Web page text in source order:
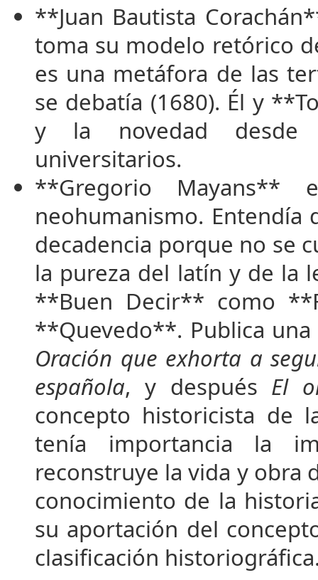
**Juan Bautista
toma su modelo retórico
es una metáfora de las
se debatía (1680). Él y
y la novedad desde
universitarios.
**Gregorio
neohumanismo. Entendía
decadencia porque no se
la pureza del latín y de la
**Buen Decir** como
**Quevedo**. Publica
Oración que exhorta a
española, y después El
concepto historicista de
tenía importancia la
reconstruye la vida y obra
conocimiento de la
su aportación del
clasificación